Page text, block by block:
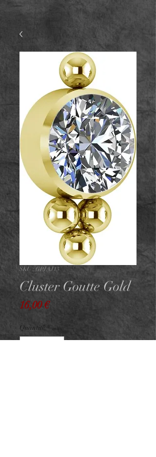
SKU : GPIAJ13
Cluster Goutte Gold
16,00 €Prix
Quantité *